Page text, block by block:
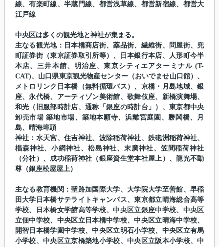
線、有楽町線、半蔵門線、都営浅草線、都営新宿線、都営大
江戸線
中央区は多くの観光地と神社が集まる。
主なる観光地：日本橋商店街、薬品街、繊維街、問屋街、兜
町証券街（東京証券取引所等）、日本銀行本店、人形町今半
本店、三井本館、明治座、東京シティエアターミナル (T-
CAT)、山口県東京観光物産センター（おいでませ山口館）、
メトロリンク日本橋（無料循環バス）、京橋・月島地域、銀
座、永代橋、アーティゾン美術館、歌舞伎座、新橋演舞場、
和光（旧服部時計店、通称「銀座の時計台」）、東京都中央
卸売市場 築地市場、築地本願寺、浜離宮庭園、勝鬨橋、月
島、晴海埠頭
神社：水天宮、住吉神社、波除稲荷神社、鉄砲洲稲荷神社、
椙森神社、小網神社、松島神社、末廣神社、笠間稲荷神社
（分社）、成功稲荷神社（銀座資生堂本社屋上）、龍光不動
尊（銀座松屋屋上）
主なる教育機関：聖路加国際大学、大学院大学至善館、早稲
田大学日本橋サテライトキャンパス、東京都立晴海総合高等
学校、日本橋女学館高等学校、中央区立銀座中学校、中央区
立佃中学校、中央区立日本橋中学校、中央区立晴海中学校、
開智日本橋学園中学校、中央区立明石小学校、中央区立有馬
小学校、中央区立京橋築地小学校、中央区立阪本小学校、中